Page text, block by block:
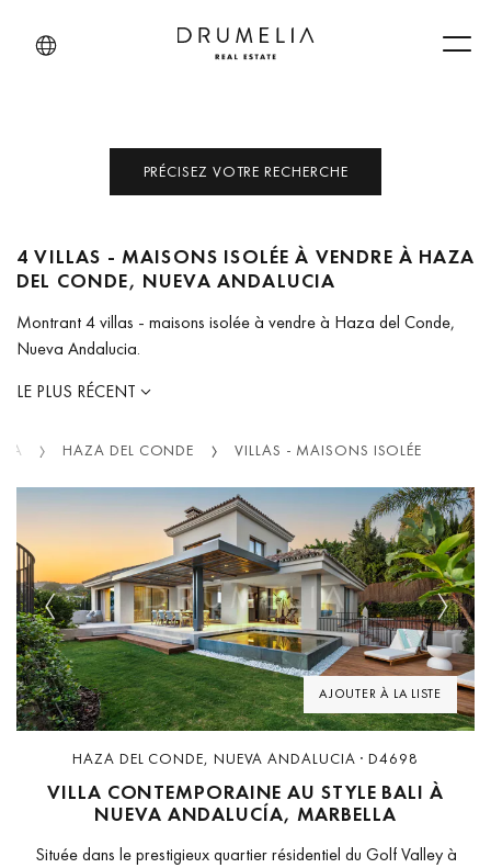
PRÉCISEZ VOTRE RECHERCHE
4 VILLAS - MAISONS ISOLÉE À VENDRE À HAZA
DEL CONDE, NUEVA ANDALUCIA
Montrant 4 villas - maisons isolée à vendre à Haza del Conde,
Nueva Andalucia.
LE PLUS RÉCENT
HAZA DEL CONDE VILLAS - MAISONS ISOLÉE
AJOUTER À LA LISTE
Previous Next
HAZA DEL CONDE, NUEVA ANDALUCIA · D4698
VILLA CONTEMPORAINE AU STYLE BALI À
NUEVA ANDALUCÍA, MARBELLA
Située dans le prestigieux quartier résidentiel du Golf Valley à